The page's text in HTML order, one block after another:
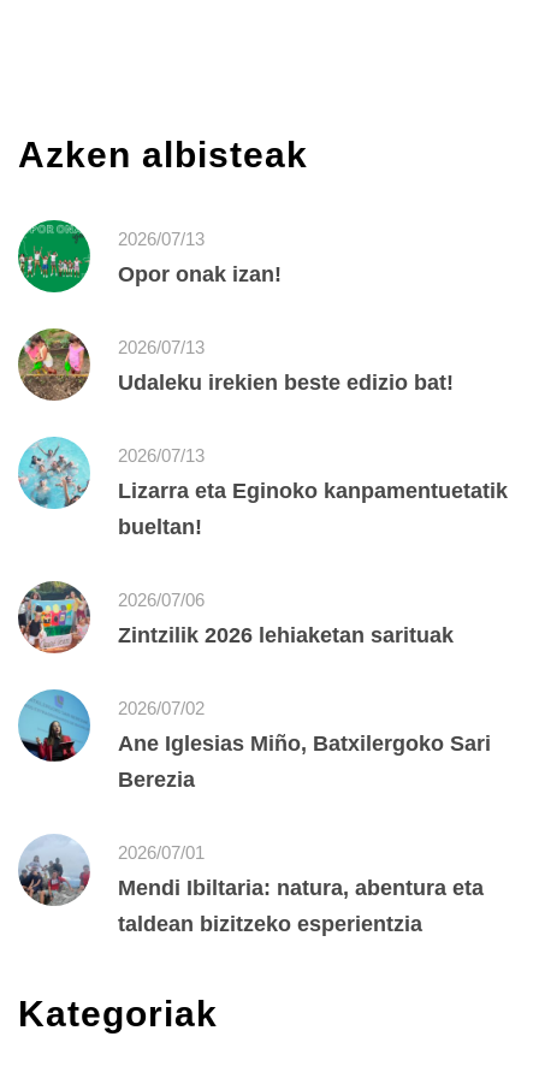
Azken albisteak
2026/07/13
Opor onak izan!
2026/07/13
Udaleku irekien beste edizio bat!
2026/07/13
Lizarra eta Eginoko kanpamentuetatik
bueltan!
2026/07/06
Zintzilik 2026 lehiaketan sarituak
2026/07/02
Ane Iglesias Miño, Batxilergoko Sari
Berezia
2026/07/01
Mendi Ibiltaria: natura, abentura eta
taldean bizitzeko esperientzia
Kategoriak